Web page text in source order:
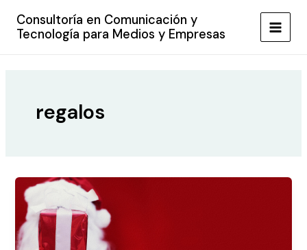
contenido
Consultoría en Comunicación y
Tecnología para Medios y Empresas
MAIN
regalos